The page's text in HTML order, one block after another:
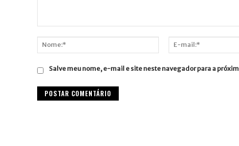
mail:*
Salve meu nome, e-mail e site neste navegador para a